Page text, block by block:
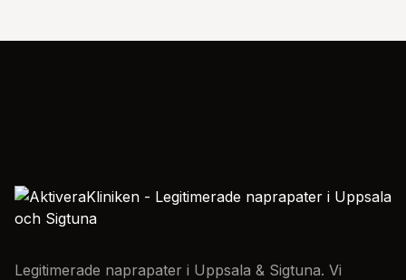
Legitimerade naprapater i Uppsala & Sigtuna. Vi